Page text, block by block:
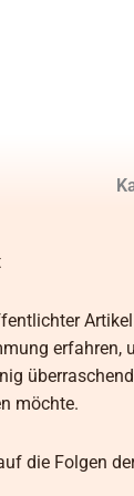
erfahren,
möchte.
die Folgen